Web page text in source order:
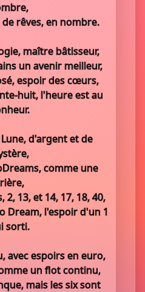
rêves, en nombre.
maître bâtisseur,
un avenir meilleur,
espoir des cœurs,
huit, l'heure est au
d'argent et de
comme une
2, 13, et 14, 17, 18, 40,
Dream, l'espoir d'un 1
sorti.
avec espoirs en euro,
un flot continu,
mais les six sont